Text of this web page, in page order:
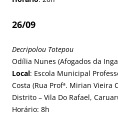
26/09
Decripolou Totepou
Odília Nunes (Afogados da
Local: Escola Municipal
Costa (Rua Profª. Mirian Vieira
Distrito – Vila Do Rafael,
Horário: 8h